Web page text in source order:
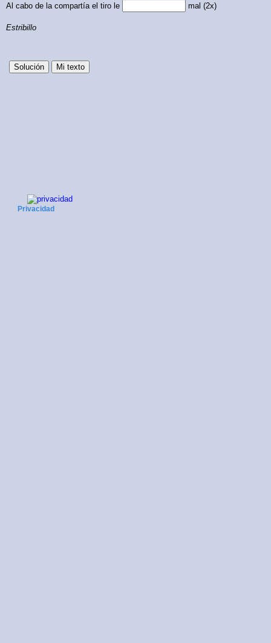
Al cabo de la compartía el tiro le
mal (2x)
Estribillo
Privacidad